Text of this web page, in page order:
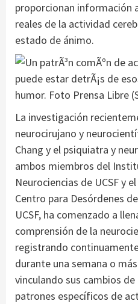
proporcionan información
reales de la actividad
estado de ánimo.
La investigación
neurocirujano y
Chang y el psiquiatra y
ambos miembros del
Neurociencias de UCSF y
Centro para Desórdenes
UCSF, ha comenzado a
comprensión de la
registrando
durante una semana o
vinculando sus cambios
patrones específicos de